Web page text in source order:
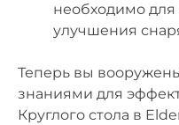
необходимо
улучшения
Теперь вы
знаниями для
Круглого стола в